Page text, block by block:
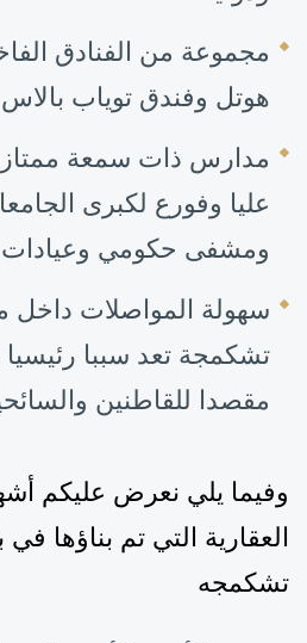
مجموعة من الفنادق
هوتل وفندق توياب
مدارس ذات سمعة
عليا وفورع لكبرى
ومشفى حكومي
سهولة المواصلات داخل
تشكمجة تعد سببا رئيسيا
مقصدا للقاطنين وال
وفيما يلي نعرض عليكم
العقارية التي تم بناؤها في
تشكمجه